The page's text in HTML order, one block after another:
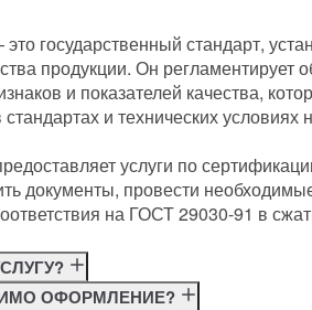
государственный стандарт,
продукции. Он регламентирует
и показателей качества,
стандартах и технических
услуги по
документы, провести
на ГОСТ 29030-91 в
требованиям ГОСТ
ОФОРМЛЕНИЕ?